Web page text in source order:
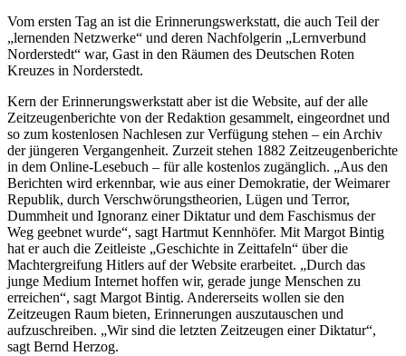
Vom ersten Tag an ist die Erinnerungswerkstatt, die auch Teil der
lernenden Netzwerke
und deren Nachfolgerin
Lernverbund
Norderstedt
war, Gast in den Räumen des Deutschen Roten
Kreuzes in Norderstedt.
Kern der Erinnerungswerkstatt aber ist die Website, auf der alle
Zeitzeugenberichte von der Redaktion gesammelt, eingeordnet und
so zum kostenlosen Nachlesen zur Verfügung stehen – ein Archiv
der jüngeren Vergangenheit. Zurzeit stehen 1882 Zeitzeugenberichte
in dem Online-Lesebuch – für alle kostenlos zugänglich.
Aus den
Berichten wird erkennbar, wie aus einer Demokratie, der Weimarer
Republik, durch Verschwörungstheorien, Lügen und Terror,
Dummheit und Ignoranz einer Diktatur und dem Faschismus der
Weg geebnet wurde , sagt Hartmut Kennhöfer. Mit Margot Bintig
hat er auch die Zeitleiste
Geschichte in Zeittafeln
über die
Machtergreifung Hitlers auf der Website erarbeitet.
Durch das
junge Medium Internet hoffen wir, gerade junge Menschen zu
erreichen , sagt Margot Bintig. Andererseits wollen sie den
Zeitzeugen Raum bieten, Erinnerungen auszutauschen und
aufzuschreiben.
Wir sind die letzten Zeitzeugen einer Diktatur ,
sagt Bernd Herzog.